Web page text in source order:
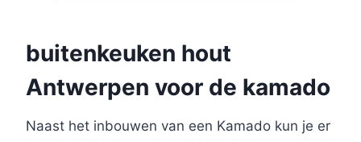
buitenkeuken hout
Antwerpen voor de kamado
Naast het inbouwen van een Kamado kun je er